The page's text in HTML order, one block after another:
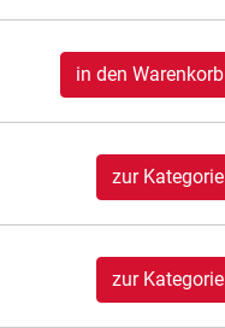
in den Warenkorb
zur Kategorie
zur Kategorie